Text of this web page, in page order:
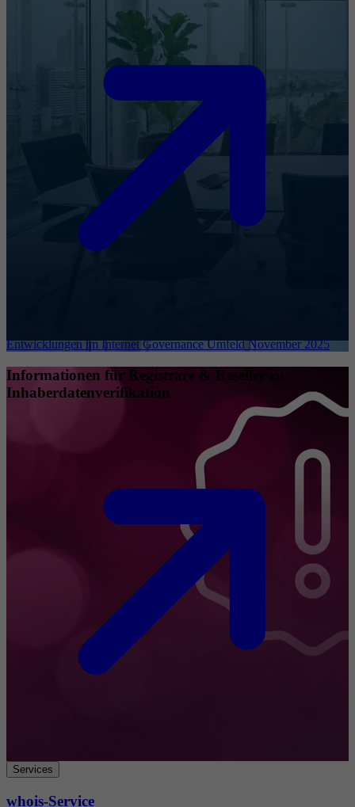
Entwicklungen im Internet Governance Umfeld November 2025
Informationen für Registrare & Reseller zu
Inhaberdatenverifikation
Services
whois-Service